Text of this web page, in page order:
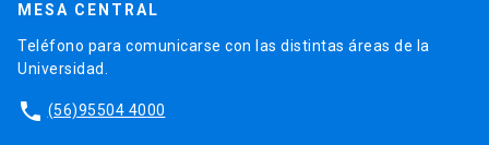
MESA CENTRAL
Teléfono para comunicarse con las distintas áreas de la
Universidad.
phone (56)95504 4000